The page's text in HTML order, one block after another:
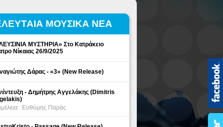
ΜΟΥΣΙΚΑ ΝΕΑ
ΜΥΣΤΗΡΙΑ» Στο Κατράκειο
Νίκαιας 26/9/2025
Δάρας - «3» (New Release)
- Δημήτρης Αγγελάκης (Dimitris
: Ευθύμης Παράς